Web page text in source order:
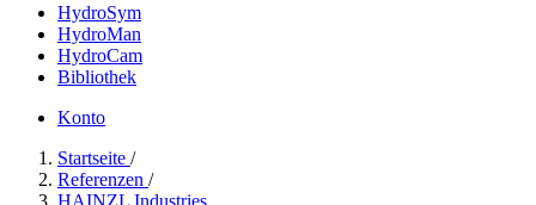
HydroSym
HydroMan
HydroCam
Bibliothek
Konto
Startseite /
Referenzen /
HAINZL Industries